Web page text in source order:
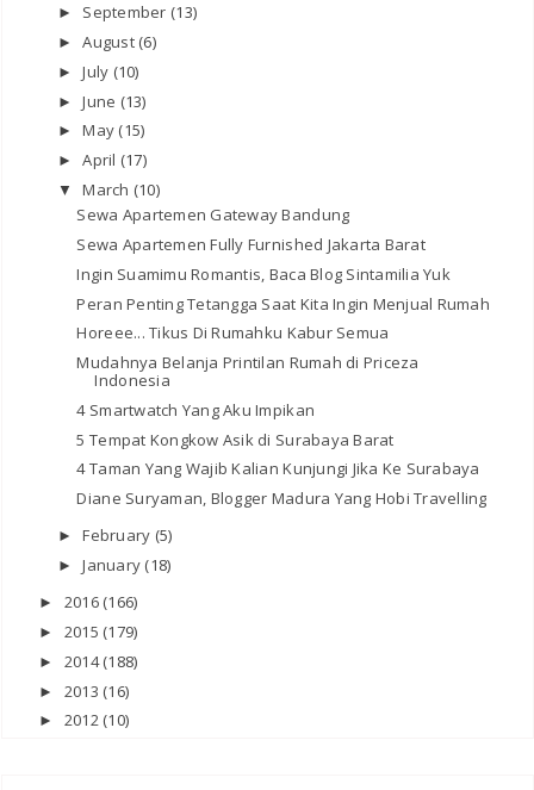
► September (13)
►August (6)
►July (10)
►June (13)
►May (15)
►April (17)
▼March (10)
Sewa Apartemen Gateway Bandung
Sewa Apartemen Fully Furnished Jakarta Barat
Ingin Suamimu Romantis, Baca Blog Sintamilia Yuk
Peran Penting Tetangga Saat Kita Ingin Menjual Rumah
Horeee... Tikus Di Rumahku Kabur Semua
Mudahnya Belanja Printilan Rumah di Priceza
Indonesia
4 Smartwatch Yang Aku Impikan
5 Tempat Kongkow Asik di Surabaya Barat
4 Taman Yang Wajib Kalian Kunjungi Jika Ke Surabaya
Diane Suryaman, Blogger Madura Yang Hobi Travelling
►February (5)
►January (18)
► 2016 (166)
► 2015 (179)
► 2014(188)
► 2013 (16)
► 2012 (10)